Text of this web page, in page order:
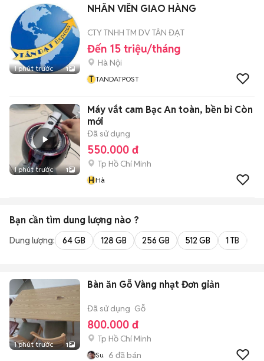
1 phút trước 1
NHÂN VIÊN GIAO HÀNG
CTY TNHH TM DV TÂN ĐẠT
Đến 15 triệu/tháng
Hà Nội
T TANDATPOST
1 phút trước 1
Máy vắt cam Bạc An toàn, bền bỉ Còn
mới
Đã sử dụng
550.000 đ
Tp Hồ Chí Minh
HHà
Bạn cần tìm dung lượng nào ?
Dung lượng: 64 GB 128 GB 256 GB 512 GB 1 TB
1 phút trước 1
Bàn ăn Gỗ Vàng nhạt Đơn giản
Đã sử dụng Gỗ
800.000 đ
Tp Hồ Chí Minh
Su 6 đã bán